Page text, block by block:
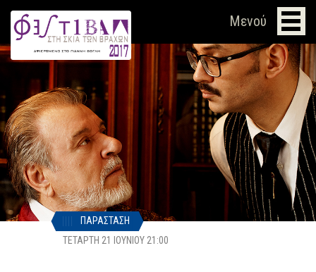
Μενού
ΠΑΡΆΣΤΑΣΗ
ΤΕΤΆΡΤΗ 21 ΙΟΥΝΊΟΥ 21:00